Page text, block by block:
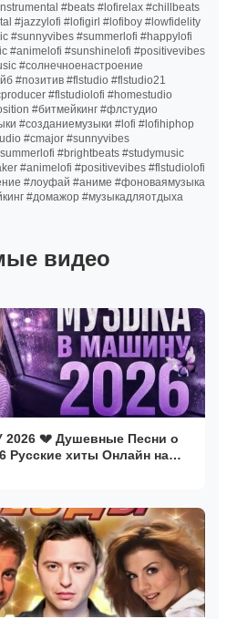
#beats #lofirelax #chillbeats
#jazzylofi #lofigirl #lofiboy #lowfidelity
#sunnyvibes #summerlofi #happylofi
#animelofi #sunshinelofi #positivevibes
#солнечноенастроение
#позитив #flstudio #flstudio21
#flstudiolofi #homestudio
#битмейкинг #флстудио
#созданиемузыки #lofi #lofihiphop
#cmajor #sunnyvibes
#brightbeats #studymusic
#animelofi #positivevibes #flstudiolofi
#лоуфай #аниме #фоноваямузыка
#домажор #музыкадляотдыха
видео
💔 Душевные Песни о